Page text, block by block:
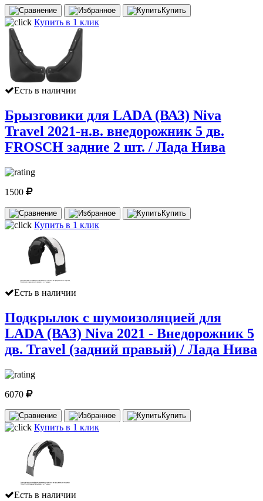
Купить
Купить в 1 клик
Есть в наличии
Брызговики для LADA (ВАЗ) Niva
Travel 2021-н.в. внедорожник 5 дв.
FROSCH задние 2 шт. / Лада Нива
1500
Купить
Купить в 1 клик
Есть в наличии
Подкрылок с шумоизоляцией для
LADA (ВАЗ) Niva 2021 - Внедорожник 5
дв. Travel (задний правый) / Лада Нива
6070
Купить
Купить в 1 клик
Есть в наличии